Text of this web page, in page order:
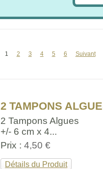
1 2 3 4 5 6 Suivant
2 TAMPONS
2 Tampons Algues
+/- 6 cm x 4...
Prix :4,50 €
Détails du Produit